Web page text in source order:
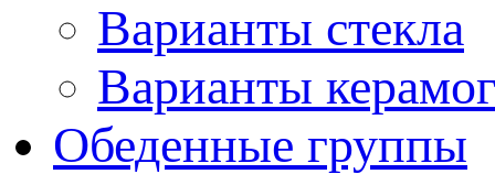
Варианты стекла
Варианты
Обеденные группы